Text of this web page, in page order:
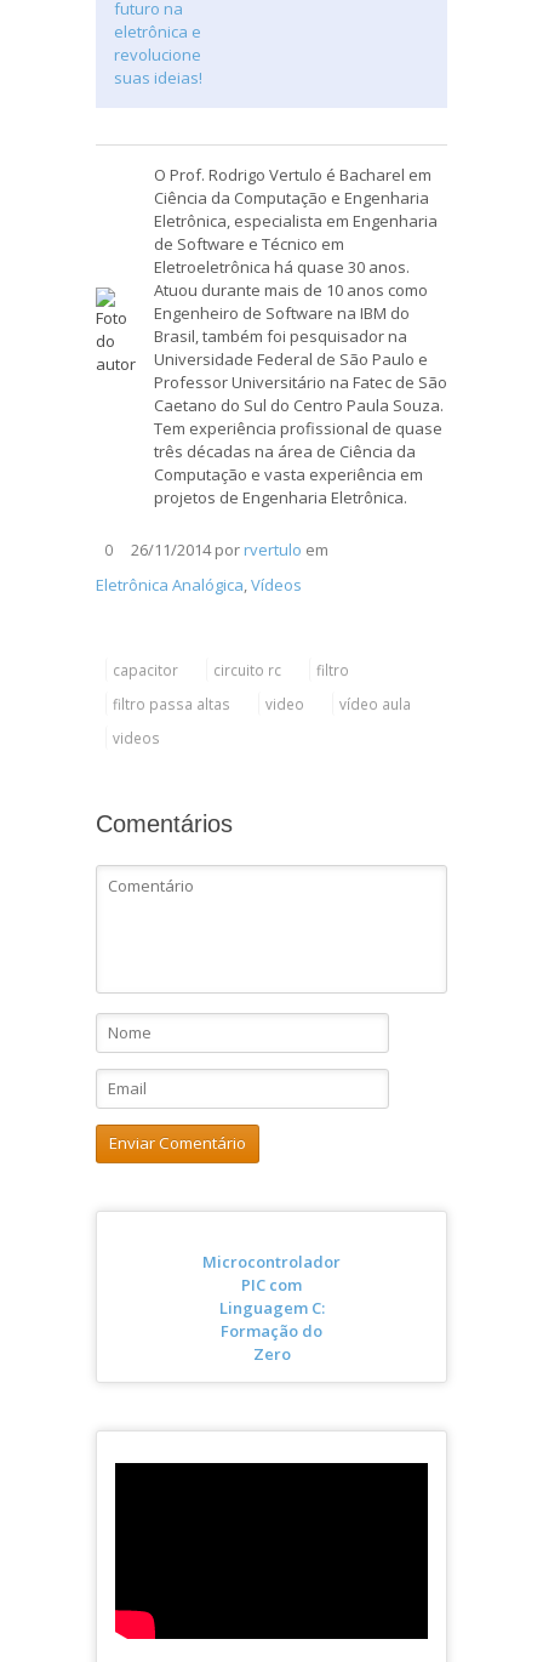
O Prof. Rodrigo Vertulo é Bacharel em
Ciência da Computação e Engenharia
Eletrônica, especialista em Engenharia
de Software e Técnico em
Eletroeletrônica há quase 30 anos.
Atuou durante mais de 10 anos como
Engenheiro de Software na IBM do
Brasil, também foi pesquisador na
Universidade Federal de São Paulo e
Professor Universitário na Fatec de São
Caetano do Sul do Centro Paula Souza.
Tem experiência profissional de quase
três décadas na área de Ciência da
Computação e vasta experiência em
projetos de Engenharia Eletrônica.
0 26/11/2014por rvertulo em
Eletrônica Analógica,Vídeos
capacitor circuito rc
filtro
filtro passa altas
video
vídeo aula
videos
Comentários
Microcontrolador
PIC com
Linguagem C:
Formação do
Zero